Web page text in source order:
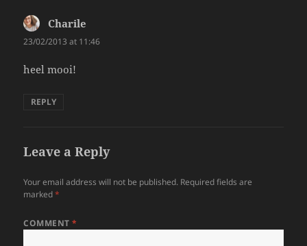
Charile
23/02/2013 at 11:46
heel mooi!
REPLY
Leave a Reply
Your email address will not be published. Required fields are
marked*
COMMENT*